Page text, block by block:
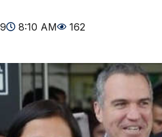
8:10 AM 162